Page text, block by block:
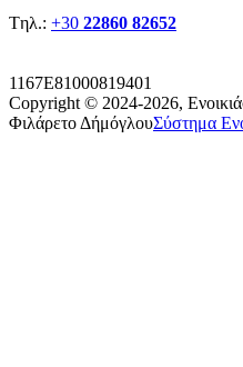
Tηλ.: +30 22860 82652
1167E81000819401
Copyright © 2024-2026,
Φιλάρετο ΔήμόγλουΣύστημα